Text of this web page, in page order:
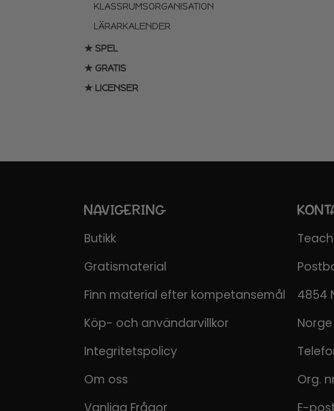
KLASSRUMSORGANISATION
LÄRARKALENDER
★ SPEL
★ GRATIS
★ LICENSER
NAVIGERING
Butikk
Gratismaterial
Finn material efter kompetansemål
Köp- och användarvillkor
Integritetspolicy
Om oss
Vanliga Frågor
4854
Norge
Org.
E-